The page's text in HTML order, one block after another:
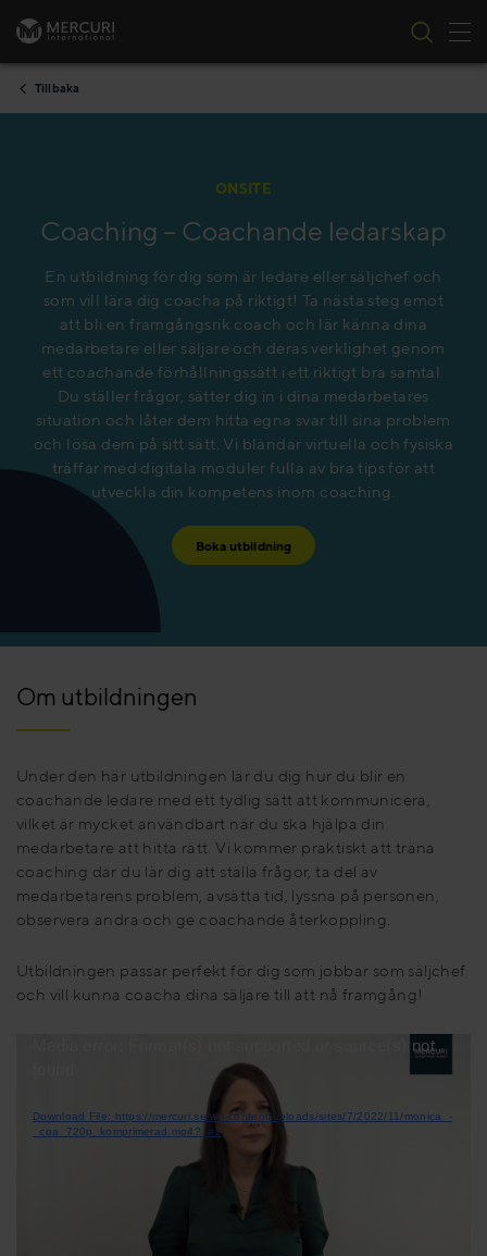
Skip to content
Tillbaka
ONSITE
Coaching – Coachande ledarskap
En utbildning för dig som är ledare eller säljchef och
som vill lära dig coacha på riktigt! Ta nästa steg emot
att bli en framgångsrik coach och lär känna dina
medarbetare eller säljare och deras verklighet genom
ett coachande förhållningssätt i ett riktigt bra samtal.
Du ställer frågor, sätter dig in i dina medarbetares
situation och låter dem hitta egna svar till sina problem
och lösa dem på sitt sätt. Vi blandar virtuella och fysiska
träffar med digitala moduler fulla av bra tips för att
utveckla din kompetens inom coaching.
Boka utbildning
Om utbildningen
Under den här utbildningen lär du dig hur du blir en
coachande ledare med ett tydlig sätt att kommunicera,
vilket är mycket användbart när du ska hjälpa din
medarbetare att hitta rätt. Vi kommer praktiskt att träna
coaching där du lär dig att ställa frågor, ta del av
medarbetarens problem, avsätta tid, lyssna på personen,
observera andra och ge coachande återkoppling.
Utbildningen passar perfekt för dig som jobbar som säljchef
och vill kunna coacha dina säljare till att nå framgång!
Media error: Format(s) not supported or source(s) not
Download File: https://mercuri.se/wp-content/uploads/sites/7/2022/11/monica_-
_coa_720p_komprimerad.mp4?_=1